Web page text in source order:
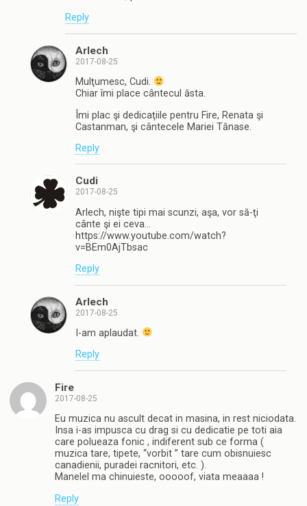
Reply
Arlech
2017-08-25
Mulţumesc, Cudi.
Chiar îmi place cântecul ăsta.
Îmi plac şi dedicaţiile pentru Fire, Renata şi
Castanman, şi cântecele Mariei Tănase.
Reply
Cudi
2017-08-25
Arlech, nişte tipi mai scunzi, aşa, vor să-ţi
cânte şi ei ceva…
https://www.youtube.com/watch?
v=BEm0AjTbsac
Reply
Arlech
2017-08-25
I-am aplaudat.
Reply
Fire
2017-08-25
Eu muzica nu ascult decat in masina, in rest niciodata.
Insa i-as impusca cu drag si cu dedicatie pe toti aia
care polueaza fonic , indiferent sub ce forma (
muzica tare, tipete, “vorbit ” tare cum obisnuiesc
canadienii, puradei racnitori, etc. ).
Manelel ma chinuieste, ooooof, viata meaaaa !
Reply